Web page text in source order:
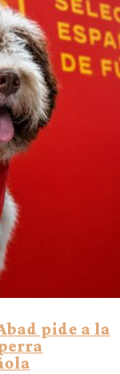
pide a la